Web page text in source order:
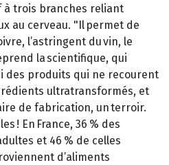
à trois branches reliant
au cerveau. "Il permet de
l’astringent du vin, le
la scientifique, qui
des produits qui ne recourent
ultratransformés, et
de fabrication, un terroir.
! En France, 36 % des
et 46 % de celles
d’aliments